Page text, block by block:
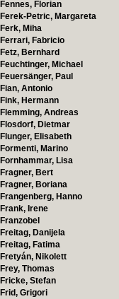
Fennes, Florian
Ferek-Petric, Margareta
Ferk, Miha
Ferrari, Fabricio
Fetz, Bernhard
Feuchtinger, Michael
Feuersänger, Paul
Fian, Antonio
Fink, Hermann
Flemming, Andreas
Flosdorf, Dietmar
Flunger, Elisabeth
Formenti, Marino
Fornhammar, Lisa
Fragner, Bert
Fragner, Boriana
Frangenberg, Hanno
Frank, Irene
Franzobel
Freitag, Danijela
Freitag, Fatima
Fretyán, Nikolett
Frey, Thomas
Fricke, Stefan
Frid, Grigori